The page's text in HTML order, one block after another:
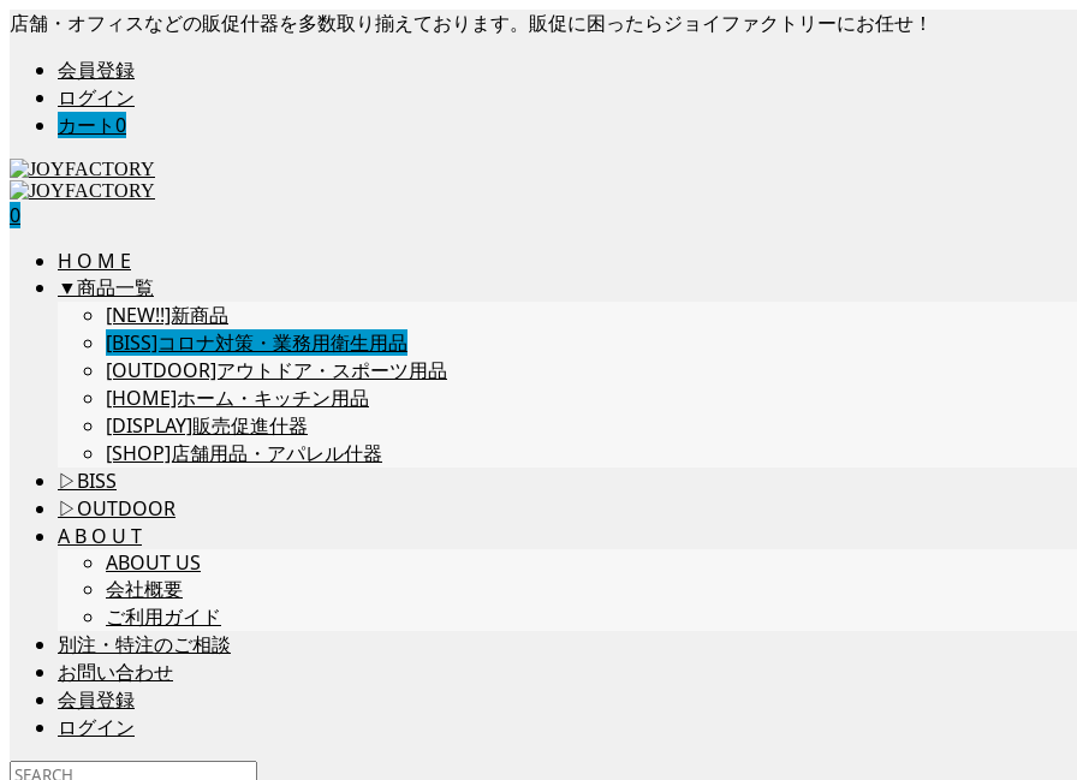
店舗・オフィスなどの販促什器を多数取り揃えております。販促に困ったらジョイファクトリーにお任せ！
会員登録
ログイン
カート0
0
H O M E
▼商品一覧
[NEW!!]新商品
[BISS]コロナ対策・業務用衛生用品
[OUTDOOR]アウトドア・スポーツ用品
[HOME]ホーム・キッチン用品
[DISPLAY]販売促進什器
[SHOP]店舗用品・アパレル什器
▷BISS
▷OUTDOOR
A B O U T
ABOUT US
会社概要
ご利用ガイド
別注・特注のご相談
お問い合わせ
会員登録
ログイン